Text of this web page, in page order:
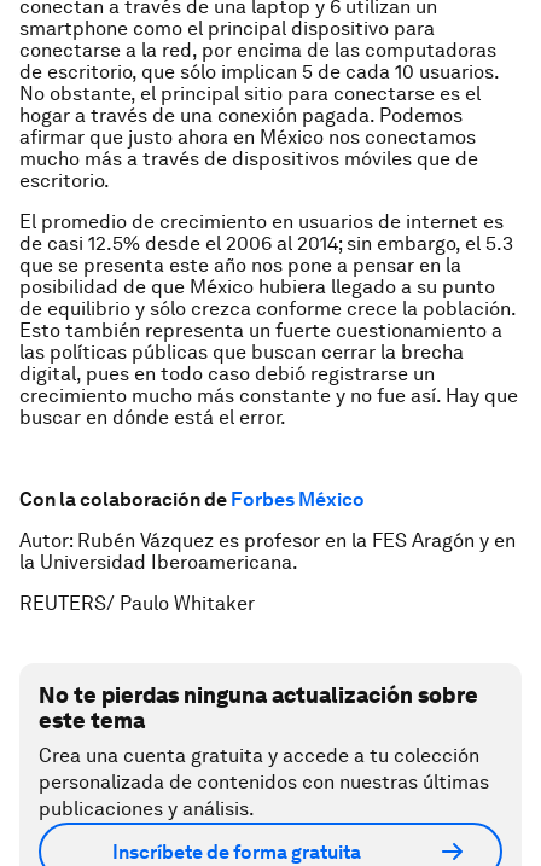
conectan a través de una laptop y 6 utilizan un
smartphone como el principal dispositivo para
conectarse a la red, por encima de las computadoras
de escritorio, que sólo implican 5 de cada 10 usuarios.
No obstante, el principal sitio para conectarse es el
hogar a través de una conexión pagada. Podemos
afirmar que justo ahora en México nos conectamos
mucho más a través de dispositivos móviles que de
escritorio.
El promedio de crecimiento en usuarios de internet es
de casi 12.5% desde el 2006 al 2014; sin embargo, el 5.3
que se presenta este año nos pone a pensar en la
posibilidad de que México hubiera llegado a su punto
de equilibrio y sólo crezca conforme crece la población.
Esto también representa un fuerte cuestionamiento a
las políticas públicas que buscan cerrar la brecha
digital, pues en todo caso debió registrarse un
crecimiento mucho más constante y no fue así. Hay que
buscar en dónde está el error.
Con la colaboración de Forbes México
Autor: Rubén Vázquez es profesor en la FES Aragón y en
la Universidad Iberoamericana.
REUTERS/ Paulo Whitaker
No te pierdas ninguna actualización sobre
este tema
Crea una cuenta gratuita y accede a tu colección
personalizada de contenidos con nuestras últimas
publicaciones y análisis.
Inscríbete de forma gratuita